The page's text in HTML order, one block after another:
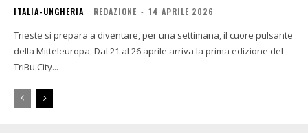
ITALIA-UNGHERIA REDAZIONE - 14 APRILE 2026
Trieste si prepara a diventare, per una settimana, il cuore pulsante
della Mitteleuropa. Dal 21 al 26 aprile arriva la prima edizione del
TriBu.City...